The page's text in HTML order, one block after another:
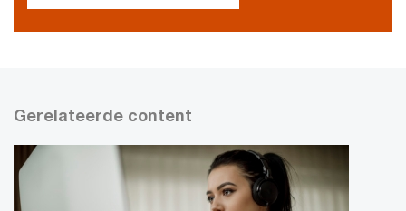
Gerelateerde content